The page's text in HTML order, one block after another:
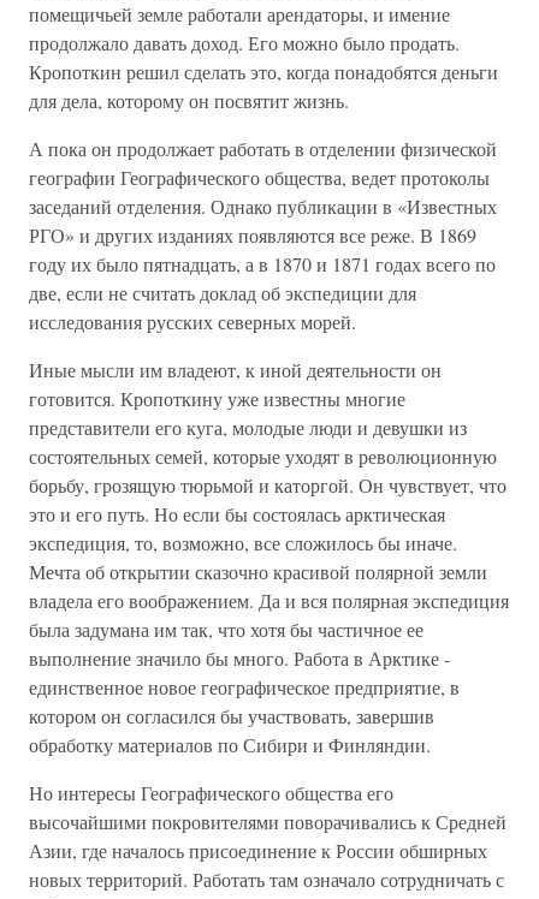
помещичьей земле работали арендаторы, и имение
продолжало давать доход. Его можно было продать.
Кропоткин решил сделать это, когда понадобятся деньги
для дела, которому он посвятит жизнь.
А пока он продолжает работать в отделении физической
географии Географического общества, ведет протоколы
заседаний отделения. Однако публикации в «Известных
РГО» и других изданиях появляются все реже. В 1869
году их было пятнадцать, а в 1870 и 1871 годах всего по
две, если не считать доклад об экспедиции для
исследования русских северных морей.
Иные мысли им владеют, к иной деятельности он
готовится. Кропоткину уже известны многие
представители его куга, молодые люди и девушки из
состоятельных семей, которые уходят в революционную
борьбу, грозящую тюрьмой и каторгой. Он чувствует, что
это и его путь. Но если бы состоялась арктическая
экспедиция, то, возможно, все сложилось бы иначе.
Мечта об открытии сказочно красивой полярной земли
владела его воображением. Да и вся полярная экспедиция
была задумана им так, что хотя бы частичное ее
выполнение значило бы много. Работа в Арктике -
единственное новое географическое предприятие, в
котором он согласился бы участвовать, завершив
обработку материалов по Сибири и Финляндии.
Но интересы Географического общества его
высочайшими покровителями поворачивались к Средней
Азии, где началось присоединение к России обширных
новых территорий. Работать там означало сотрудничать с